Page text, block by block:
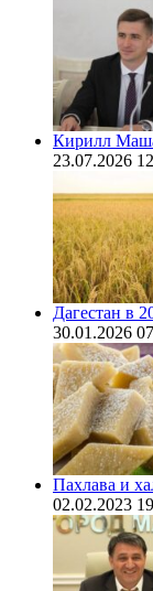
Кирилл
23.07.2026
Дагестан в
30.01.2026
Пахлава и
02.02.2023